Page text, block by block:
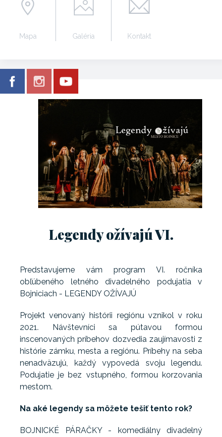
Mapa Galéria Kontakt
Legendy ožívajú VI.
Predstavujeme vám program VI. ročníka
obľúbeného letného divadelného podujatia v
Bojniciach - LEGENDY OŽÍVAJÚ
Projekt venovaný histórii regiónu vznikol v roku
2021. Návštevníci sa pútavou formou
inscenovaných príbehov dozvedia zaujímavosti z
histórie zámku, mesta a regiónu. Príbehy na seba
nenadväzujú, každý vypovedá svoju legendu.
Podujatie je bez vstupného, formou korzovania
mestom.
Na aké legendy sa môžete tešiť tento rok?
BOJNICKÉ PÁRAČKY - komediálny divadelný